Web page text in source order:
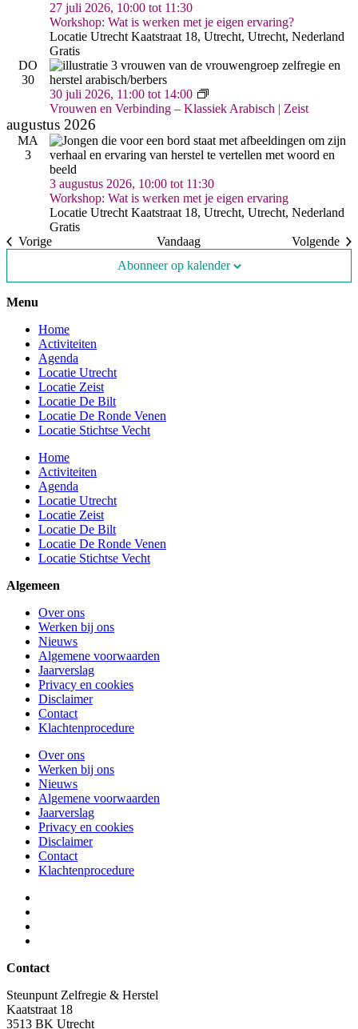
Workshop: Wat is werken met je eigen ervaring?
27 juli 2026, 10:00 tot 11:30
Locatie Utrecht Kaatstraat 18, Utrecht, Utrecht, Nederland
Gratis
DO
30
Vrouwen en Verbinding – Klassiek Arabisch | Zeist
30 juli 2026, 11:00 tot 14:00
Vrouwen
&
–
Arabisch
Zeist
augustus 2026
MA
3
Workshop: Wat is werken met je eigen ervaring
3 augustus 2026, 10:00 tot 11:30
Locatie Utrecht Kaatstraat 18, Utrecht, Utrecht, Nederland
Gratis
Vorige
Vandaag Volgende
Abonneer op kalender
Menu
Home
Activiteiten
Agenda
Locatie Utrecht
Locatie Zeist
Locatie De Bilt
Locatie De Ronde Venen
Locatie Stichtse Vecht
Home
Activiteiten
Agenda
Locatie Utrecht
Locatie Zeist
Locatie De Bilt
Locatie De Ronde Venen
Locatie Stichtse Vecht
Algemeen
Over ons
Werken bij ons
Nieuws
Algemene voorwaarden
Jaarverslag
Privacy en cookies
Disclaimer
Contact
Klachtenprocedure
Over ons
Werken bij ons
Nieuws
Algemene voorwaarden
Jaarverslag
Privacy en cookies
Disclaimer
Contact
Klachtenprocedure
Contact
Steunpunt Zelfregie & Herstel
Kaatstraat 18
3513 BK Utrecht